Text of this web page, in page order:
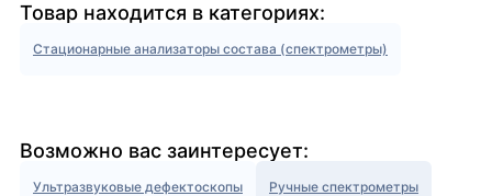
Товар находится в категориях:
Стационарные анализаторы состава (спектрометры)
Возможно вас заинтересует:
Ультразвуковые дефектоскопы Ручные спектрометры